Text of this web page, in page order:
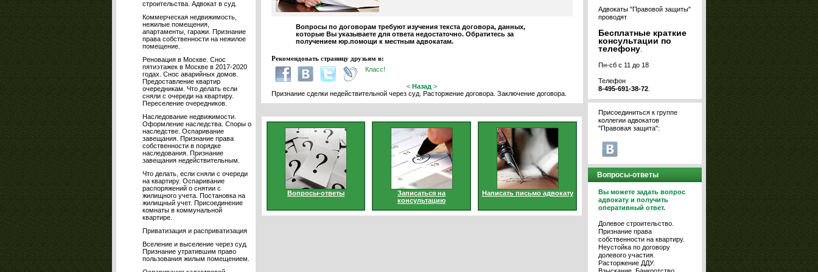
строительства. Адвокат в суд.
Коммерческая недвижимость,
нежилые помещения,
апартаменты, гаражи. Признание
права собственности на нежилое
помещение.
Реновация в Москве. Снос
пятиэтажек в Москве в 2017-2020
годах. Снос аварийных домов.
Предоставление квартир
очередникам. Что делать если
сняли с очереди на квартиру.
Переселение очередников.
Наследование недвижимости.
Оформление наследства. Споры о
наследстве. Оспаривание
завещания. Признание права
собственности в порядке
наследования. Признание
завещания недействительным.
Что делать, если сняли с очереди
на квартиру. Оспаривание
распоряжений о снятии с
жилищного учета. Постановка на
жилищный учет. Присоединение
комнаты в коммунальной
квартире.
Приватизация и расприватизация
Вселение и выселение через суд.
Признание утратившим право
пользования жилым помещением.
Вопросы по договорам требуют изучения текста договора, данных,
которые Вы указываете для ответа недостаточно. Обратитесь за
получением юр.помощи к местным адвокатам.
Рекомендовать страницу друзьям в:
Класс!
< Назад >
Признание сделки недействительной через суд. Расторжение договора. Заключение договора.
Вопросы-ответы
Записаться на
консультацию
Написать письмо адвокату
Адвокаты "Правовой защиты"
проводят
Бесплатные краткие
консультации по
телефону
Пн-сб с 11 до 18
Телефон
8-495-691-38-72
Присоединиться к группе
коллегии адвокатов
"Правовая защита":
Вопросы-ответы
Вы можете задать вопрос
адвокату и получить
оперативный ответ.
Долевое строительство.
Признание права
собственности на квартиру.
Неустойка по договору
долевого участия.
Расторжение ДДУ.